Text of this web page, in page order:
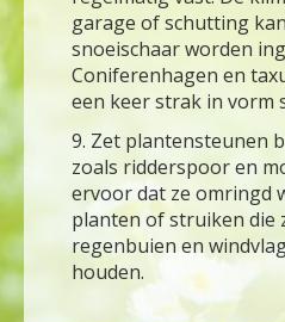
garage of schutting
snoeischaar worden
Coniferenhagen en
een keer strak in vorm
9. Zet plantensteunen
zoals ridderspoor en
ervoor dat ze omringd
planten of struiken die
regenbuien en
houden.